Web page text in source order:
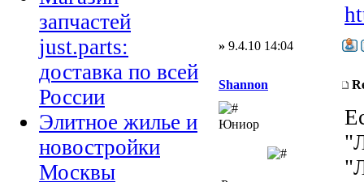
запчастей
just.parts:
доставка по всей
России
Элитное жилье и
новостройки
Москвы
» 9.4.10 14:04
Shannon
Юниор